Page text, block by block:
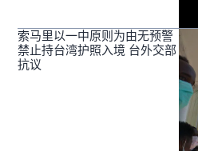
索马里以一中原则为由无预警
禁止持台湾护照入境 台外交部
抗议